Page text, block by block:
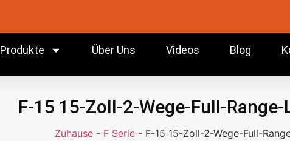
Produkte Über Uns Videos Blog
F-15 15-Zoll-2-Wege-Full-
Zuhause- F Serie- F-15 15-Zoll-2-Wege-Full-